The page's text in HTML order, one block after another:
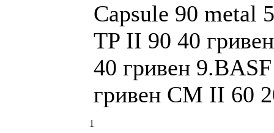
Capsule 90 metal
TP II 90 40
40 гривен
гривен CM II 60
1